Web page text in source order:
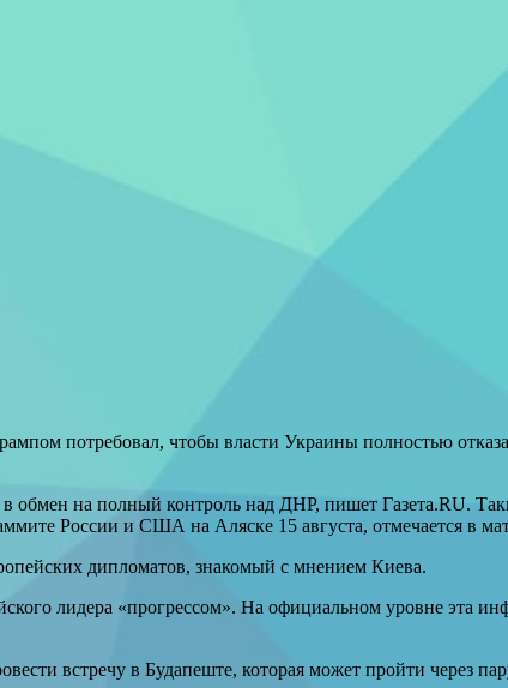
потребовал, чтобы власти Украины полностью
обмен на полный контроль над ДНР, пишет Газета.RU.
России и США на Аляске 15 августа, отмечается в
дипломатов, знакомый с мнением Киева.
лидера «прогрессом». На официальном уровне эта
встречу в Будапеште, которая может пройти через